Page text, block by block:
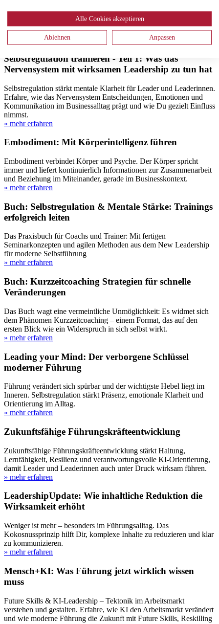
Mentale Stärke entsteht im Alltag. Entdecke drei einfache Mikro-
Tools, mit denen Du Gedanken beruhigen, Emotionen besser
steuern und auch unter Druck handlungsfähig bleiben kannst.
» mehr erfahren
Selbstregulation trainieren - Teil 1: Was das
Nervensystem mit wirksamen Leadership zu tun hat
Selbstregulation stärkt mentale Klarheit für Leader und Leaderinnen.
Erfahre, wie das Nervensystem Entscheidungen, Emotionen und
Kommunikation im Businessalltag prägt und wie Du gezielt Einfluss
nimmst.
» mehr erfahren
Embodiment: Mit Körperintelligenz führen
Embodiment verbindet Körper und Psyche. Der Körper spricht
immer und liefert kontinuierlich Informationen zur Zusammenarbeit
und Beziehung im Miteinander, gerade im Businesskontext.
» mehr erfahren
Buch: Selbstregulation & Mentale Stärke: Trainings
erfolgreich leiten
Das Praxisbuch für Coachs und Trainer: Mit fertigen
Seminarkonzepten und agilen Methoden aus dem New Leadership
für moderne Selbstführung
» mehr erfahren
Buch: Kurzzeitcoaching Strategien für schnelle
Veränderungen
Das Buch wagt eine vermeintliche Unmöglichkeit: Es widmet sich
dem Phänomen Kurzzeitcoaching – einem Format, das auf den
ersten Blick wie ein Widerspruch in sich selbst wirkt.
» mehr erfahren
Leading your Mind: Der verborgene Schlüssel
moderner Führung
Führung verändert sich spürbar und der wichtigste Hebel liegt im
Inneren. Selbstregulation stärkt Präsenz, emotionale Klarheit und
Orientierung im Alltag.
» mehr erfahren
Zukunftsfähige Führungskräfteentwicklung
Zukunftsfähige Führungskräfteentwicklung stärkt Haltung,
Lernfähigkeit, Resilienz und verantwortungsvolle KI-Orientierung,
damit Leader und Leaderinnen auch unter Druck wirksam führen.
» mehr erfahren
LeadershipUpdate: Wie inhaltliche Reduktion die
Wirksamkeit erhöht
Weniger ist mehr – besonders im Führungsalltag. Das
Kokosnussprinzip hilft Dir, komplexe Inhalte zu reduzieren und klar
zu kommunizieren.
» mehr erfahren
Mensch+KI: Was Führung jetzt wirklich wissen
muss
Future Skills & KI-Leadership – Tektonik im Arbeitsmarkt
verstehen und gestalten. Erfahre, wie KI den Arbeitsmarkt verändert
und wie moderne Führung die Zukunft mit Future Skills, Reskilling
Alle Cookies akzeptieren
Ablehnen Anpassen